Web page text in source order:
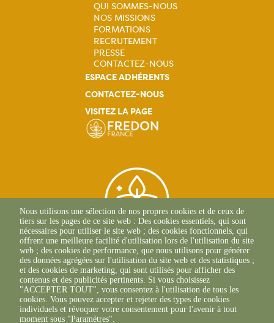
Navigation
principale
QUI SOMMES-NOUS
NOS MISSIONS
FORMATIONS
RECRUTEMENT
PRESSE
CONTACTEZ-NOUS
ESPACE ADHÉRENTS
CONTACTEZ-NOUS
VISITEZ LA PAGE
71, Avenue Edouard
Bourlaux CS 20032
33882 Villenave-D'Ornon
+33(0)5 56 36 61 05
Nous utilisons une sélection de nos propres cookies et de ceux de
tiers sur les pages de ce site web : Des cookies essentiels, qui sont
nécessaires pour utiliser le site web ; des cookies fonctionnels, qui
offrent une meilleure facilité d'utilisation lors de l'utilisation du site
web ; des cookies de performance, que nous utilisons pour générer
des données agrégées sur l'utilisation du site web et des statistiques ;
et des cookies de marketing, qui sont utilisés pour afficher des
contenus et des publicités pertinents. Si vous choisissez
"ACCEPTER TOUT", vous consentez à l'utilisation de tous les
cookies. Vous pouvez accepter et rejeter des types de cookies
individuels et révoquer votre consentement pour l'avenir à tout
moment sous "Paramètres".